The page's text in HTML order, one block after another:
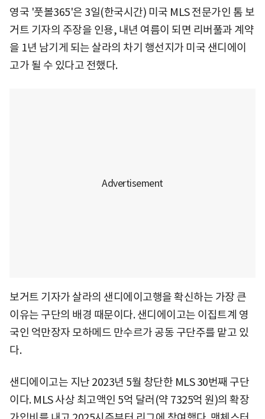
영국 '풋볼365'은 3일(한국시간) 미국 MLS 전문가인 톰 보
거트 기자의 주장을 인용, 내년 여름이 되면 리버풀과 계약
을 1년 남기게 되는 살라의 차기 행선지가 미국 샌디에이
고가 될 수 있다고 전했다.
보거트 기자가 살라의 샌디에이고행을 확신하는 가장 큰
이유는 구단의 배경 때문이다. 샌디에이고는 이집트계 영
국인 억만장자 모하메드 만수르가 공동 구단주를 맡고 있
다.
샌디에이고는 지난 2023년 5월 창단한 MLS 30번째 구단
이다. MLS 사상 최고액인 5억 달러(약 7325억 원)의 확장